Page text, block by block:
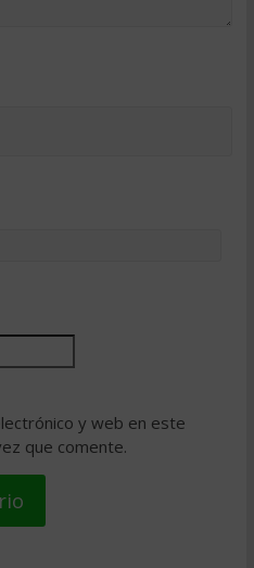
y web en este
que comente.